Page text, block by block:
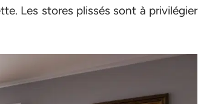
Les stores plissés sont à privilégier